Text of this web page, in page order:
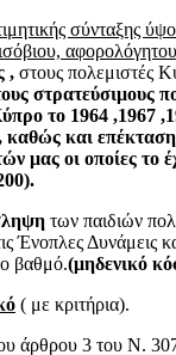
σύνταξης
, στους πολεμιστές
στρατεύσιμους
το 1964 ,1967
καθώς και
μας οι οποίες το
των παιδιών
Ένοπλες Δυνάμεις
βαθμό.(μηδενικό
( με κριτήρια).
άρθρου 3 του Ν.